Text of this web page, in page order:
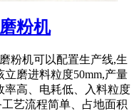
粉机
粉机可以配置生产线,生
立磨进料粒度50mm,产量
率高、电耗低、入料粒度
艺流程简单、占地面积